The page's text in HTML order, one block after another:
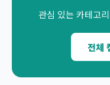
관심 있는 카테고
전체